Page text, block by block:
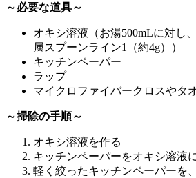
～必要な道具～
オキシ溶液（お湯500mLに対し
属スプーンライン1（約4g））
キッチンペーパー
ラップ
マイクロファイバークロスやタ
～掃除の手順～
オキシ溶液を作る
キッチンペーパーをオキシ溶液
軽く絞ったキッチンペーパーを